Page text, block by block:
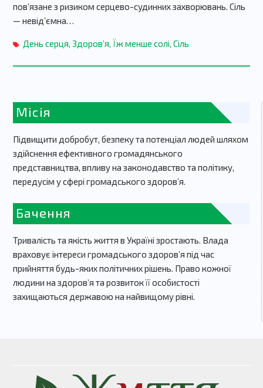
пов’язане з ризиком серцево-судинних захворювань. Сіль
— невід’ємна…
День серця, Здоров’я, Їж менше солі, Сіль
Місія
Підвищити добробут, безпеку та потенціал людей шляхом
здійснення ефективного громадянського
представництва, впливу на законодавство та політику,
передусім у сфері громадського здоров’я.
Бачення
Тривалість та якість життя в Україні зростають. Влада
враховує інтереси громадського здоров’я під час
прийняття будь-яких політичних рішень. Право кожної
людини на здоров’я та розвиток її особистості
захищаються державою на найвищому рівні.